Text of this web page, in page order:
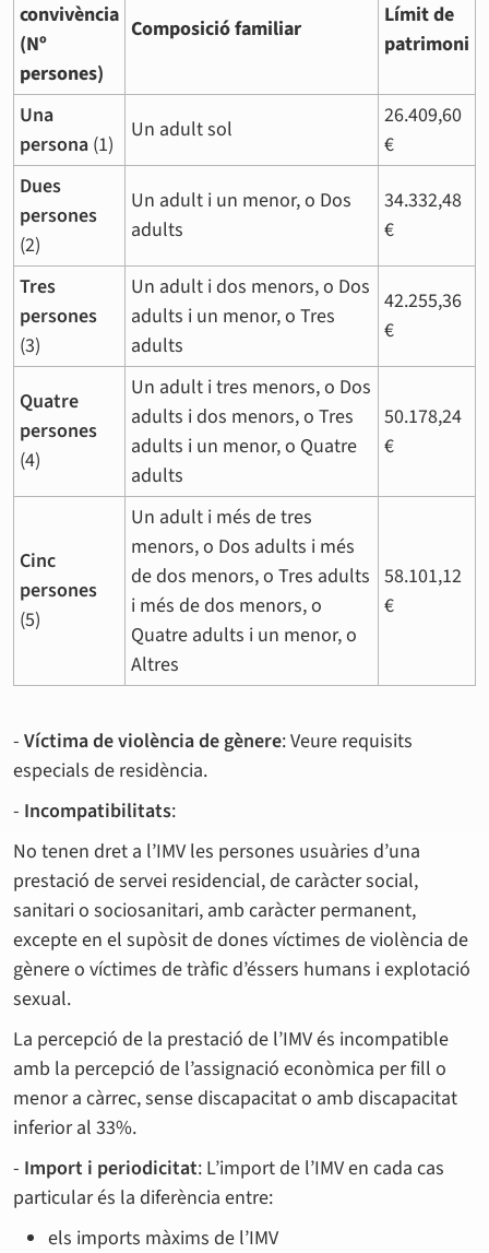
convivència
(Nº
persones)
Composició familiar
Límit de
patrimoni
Una
persona (1)
Un adult sol
26.409,60
€
Dues
persones
(2)
Un adult i un menor, o Dos
adults
34.332,48
€
Tres
persones
(3)
Un adult i dos menors, o Dos
adults i un menor, o Tres
adults
42.255,36
€
Quatre
persones
(4)
Un adult i tres menors, o Dos
adults i dos menors, o Tres
adults i un menor, o Quatre
adults
50.178,24
€
Cinc
persones
(5)
Un adult i més de tres
menors, o Dos adults i més
de dos menors, o Tres adults
i més de dos menors, o
Quatre adults i un menor, o
Altres
58.101,12
€
- Víctima de violència de gènere: Veure requisits
especials de residència.
- Incompatibilitats:
No tenen dret a l’IMV les persones usuàries d’una
prestació de servei residencial, de caràcter social,
sanitari o sociosanitari, amb caràcter permanent,
excepte en el supòsit de dones víctimes de violència de
gènere o víctimes de tràfic d’éssers humans i explotació
sexual.
La percepció de la prestació de l’IMV és incompatible
amb la percepció de l’assignació econòmica per fill o
menor a càrrec, sense discapacitat o amb discapacitat
inferior al 33%.
- Import i periodicitat: L’import de l’IMV en cada cas
particular és la diferència entre:
els imports màxims de l’IMV